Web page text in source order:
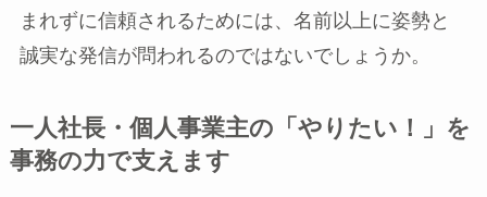
まれずに信頼されるためには、名前以上に姿勢と
誠実な発信が問われるのではないでしょうか。
一人社長・個人事業主の「やりたい！」を
事務の力で支えます